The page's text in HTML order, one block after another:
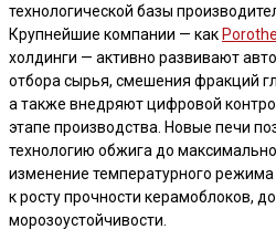
технологической базы
Крупнейшие компании — как
холдинги — активно развивают
отбора сырья, смешения фракций
а также внедряют цифровой
этапе производства. Новые печи
технологию обжига до
изменение температурного
к росту прочности керамоблоков,
морозоустойчивости.